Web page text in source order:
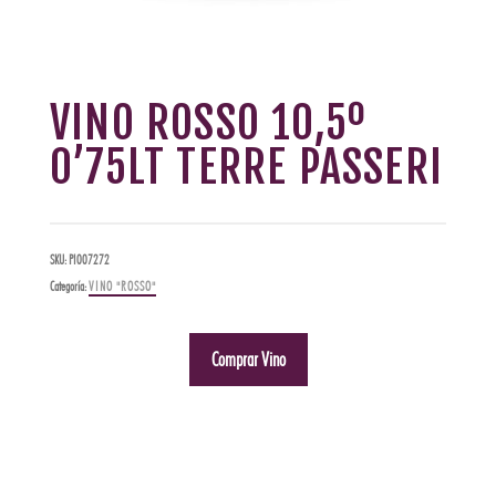
VINO ROSSO 10,5º
0’75LT TERRE PASSERI
SKU: PI007272
Categoría:VINO "ROSSO"
Comprar Vino